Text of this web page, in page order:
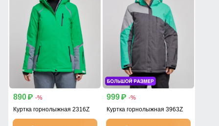
890 p -%
Куртка горнолыжная 2316Z
999 p -%
Куртка горнолыжная 3963Z